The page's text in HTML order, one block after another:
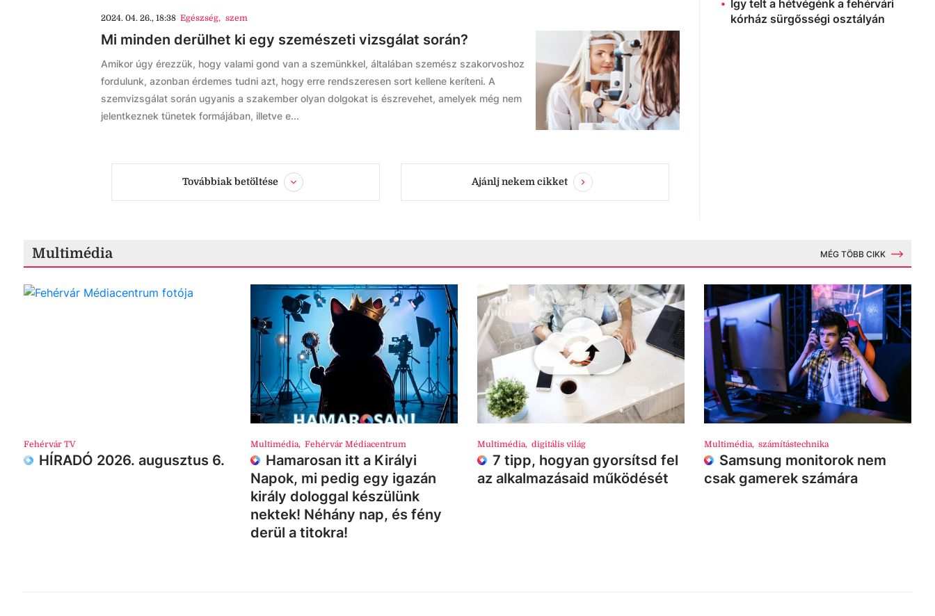
2024. 04. 26., 18:38 Egészség, szem
Mi minden derülhet ki egy szemészeti vizsgálat során?
Amikor úgy érezzük, hogy valami gond van a szemünkkel, általában szemész szakorvoshoz
fordulunk, azonban érdemes tudni azt, hogy erre rendszeresen sort kellene keríteni. A
szemvizsgálat során ugyanis a szakember olyan dolgokat is észrevehet, amelyek még nem
jelentkeznek tünetek formájában, illetve e...
Továbbiak betöltése Ajánlj nekem cikket
Így telt a hétvégénk a fehérvári
kórház sürgősségi osztályán
Multimédia MÉG TÖBB CIKK
Fehérvár TV
HÍRADÓ 2026. augusztus 6.
Multimédia, Fehérvár Médiacentrum
Hamarosan itt a Királyi
Napok, mi pedig egy igazán
király dologgal készülünk
nektek! Néhány nap, és fény
derül a titokra!
Multimédia, digitális világ
7 tipp, hogyan gyorsítsd fel
az alkalmazásaid működését
Multimédia, számítástechnika
Samsung monitorok nem
csak gamerek számára